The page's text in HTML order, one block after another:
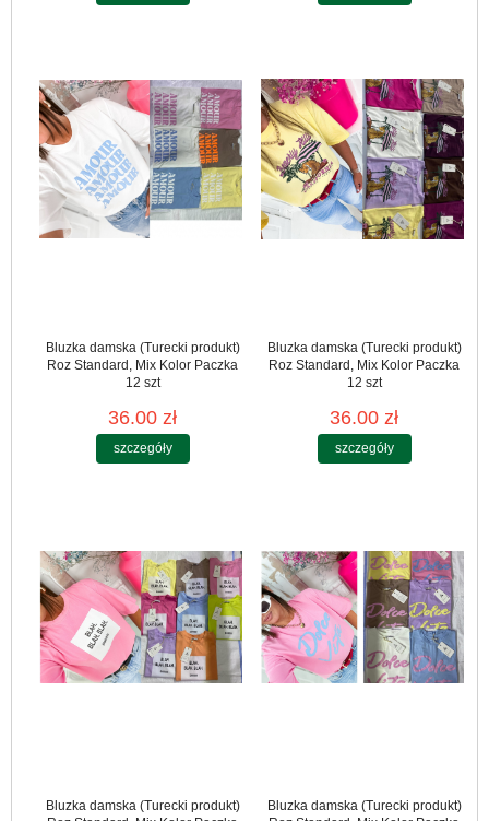
Bluzka damska (Turecki produkt)
Roz Standard, Mix Kolor Paczka
12 szt
36.00 zł
szczegóły
Bluzka damska (Turecki produkt)
Roz Standard, Mix Kolor Paczka
12 szt
36.00 zł
szczegóły
Bluzka damska (Turecki produkt)
Bluzka damska (Turecki produkt)